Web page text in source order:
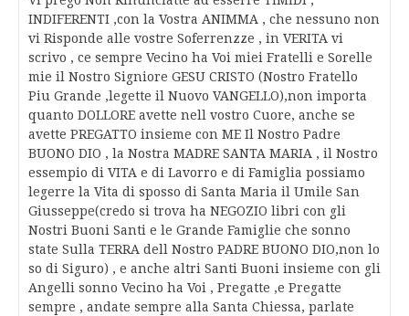
INDIFERENTI ,con la Vostra ANIMMA , che nessuno non
vi Risponde alle vostre Soferrenzze , in VERITA vi
scrivo , ce sempre Vecino ha Voi miei Fratelli e Sorelle
mie il Nostro Signiore GESU CRISTO (Nostro Fratello
Piu Grande ,legette il Nuovo VANGELLO),non importa
quanto DOLLORE avette nell vostro Cuore, anche se
avette PREGATTO insieme con ME Il Nostro Padre
BUONO DIO , la Nostra MADRE SANTA MARIA , il Nostro
essempio di VITA e di Lavorro e di Famiglia possiamo
legerre la Vita di sposso di Santa Maria il Umile San
Giusseppe(credo si trova ha NEGOZIO libri con gli
Nostri Buoni Santi e le Grande Famiglie che sonno
state Sulla TERRA dell Nostro PADRE BUONO DIO,non lo
so di Siguro) , e anche altri Santi Buoni insieme con gli
Angelli sonno Vecino ha Voi , Pregatte ,e Pregatte
sempre , andate sempre alla Santa Chiessa, parlate